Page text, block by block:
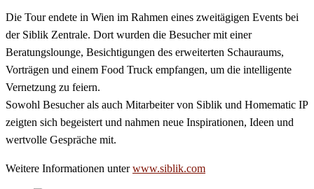
Die Tour endete in Wien im Rahmen eines zweitägigen Events bei
der Siblik Zentrale. Dort wurden die Besucher mit einer
Beratungslounge, Besichtigungen des erweiterten Schauraums,
Vorträgen und einem Food Truck empfangen, um die intelligente
Vernetzung zu feiern.
Sowohl Besucher als auch Mitarbeiter von Siblik und Homematic IP
zeigten sich begeistert und nahmen neue Inspirationen, Ideen und
wertvolle Gespräche mit.
Weitere Informationen unterwww.siblik.com